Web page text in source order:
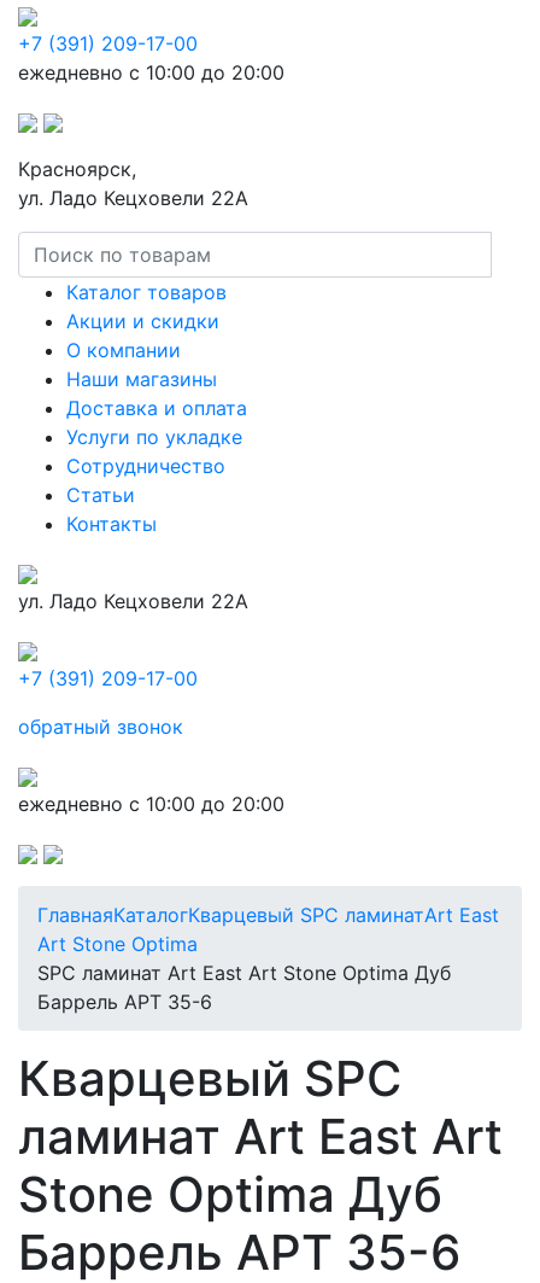
+7 (391) 209-17-00
ежедневно с 10:00 до 20:00
Красноярск,
ул. Ладо Кецховели 22А
Каталог товаров
Акции и скидки
О компании
Наши магазины
Доставка и оплата
Услуги по укладке
Сотрудничество
Статьи
Контакты
ул. Ладо Кецховели 22А
+7 (391) 209-17-00
обратный звонок
ежедневно с 10:00 до 20:00
ГлавнаяКаталогКварцевый SPC ламинатArt East
Art Stone Optima
SPC ламинат Art East Art Stone Optima Дуб
Баррель APT 35-6
Кварцевый SPC
ламинат Art East Art
Stone Optima Дуб
Баррель APT 35-6